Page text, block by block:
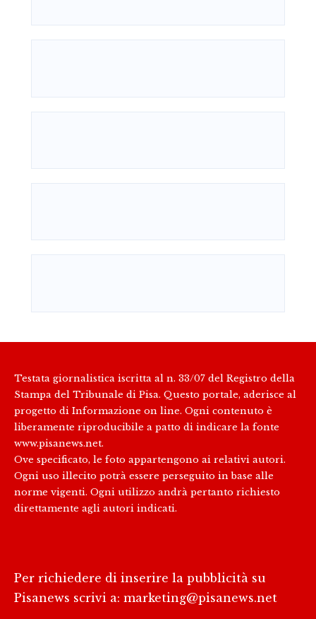
Testata giornalistica iscritta al n. 33/07 del Registro della
Stampa del Tribunale di Pisa. Questo portale, aderisce al
progetto di Informazione on line. Ogni contenuto è
liberamente riproducibile a patto di indicare la fonte
www.pisanews.net.
Ove specificato, le foto appartengono ai relativi autori.
Ogni uso illecito potrà essere perseguito in base alle
norme vigenti. Ogni utilizzo andrà pertanto richiesto
direttamente agli autori indicati.
Per richiedere di inserire la pubblicità su
Pisanews scrivi a: marketing@pisanews.net